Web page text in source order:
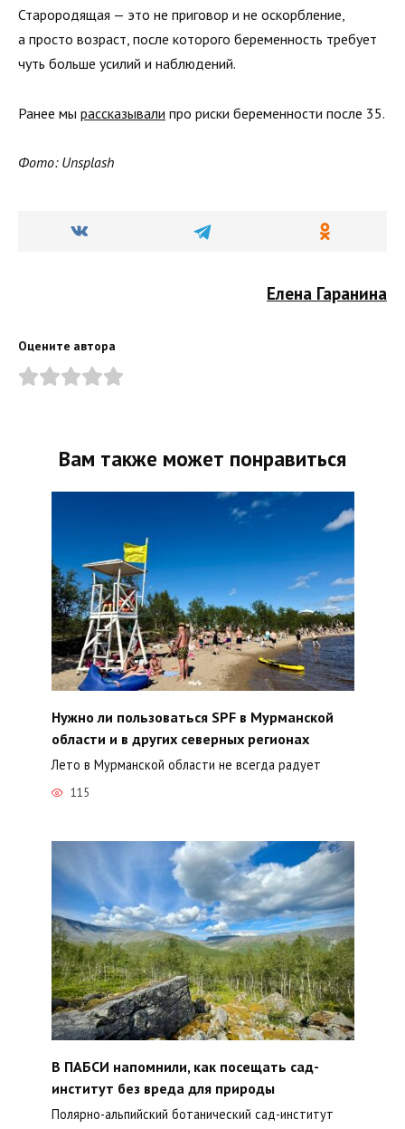
Старородящая — это не приговор и не оскорбление,
а просто возраст, после которого беременность требует
чуть больше усилий и наблюдений.
Ранее мы рассказывали про риски беременности после 35.
Фото: Unsplash
Елена Гаранина
Оцените автора
Вам также может понравиться
Нужно ли пользоваться SPF в Мурманской
области и в других северных регионах
Лето в Мурманской области не всегда радует
115
В ПАБСИ напомнили, как посещать сад-
институт без вреда для природы
Полярно-альпийский ботанический сад-институт